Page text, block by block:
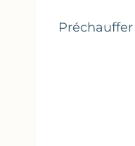
Préchauffer